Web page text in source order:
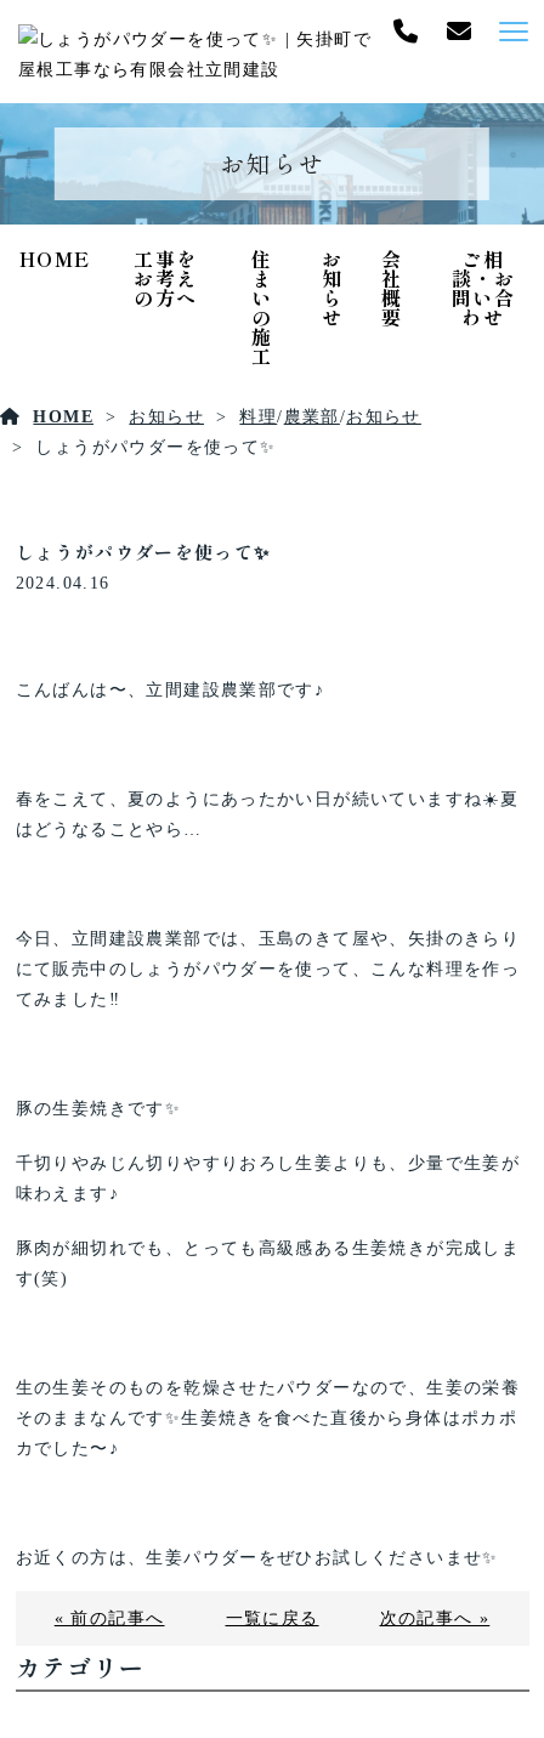
お知らせ
HOME 工事を
お考え
の方へ
住
ま
い
の
施
工
お
知
ら
せ
会
社
概
要
ご相
談・お
問い合
わせ
HOME お知らせ 料理/ 農業部/お知らせ
しょうがパウダーを使って✨
しょうがパウダーを使って✨
2024.04.16
こんばんは〜、立間建設農業部です♪
春をこえて、夏のようにあったかい日が続いていますね☀️夏
はどうなることやら…
今日、立間建設農業部では、玉島のきて屋や、矢掛のきらり
にて販売中のしょうがパウダーを使って、こんな料理を作っ
てみました‼️
豚の生姜焼きです✨
千切りやみじん切りやすりおろし生姜よりも、少量で生姜が
味わえます♪
豚肉が細切れでも、とっても高級感ある生姜焼きが完成しま
す(笑)
生の生姜そのものを乾燥させたパウダーなので、生姜の栄養
そのままなんです✨生姜焼きを食べた直後から身体はポカポ
カでした〜♪
お近くの方は、生姜パウダーをぜひお試しくださいませ✨
« 前の記事へ 一覧に戻る 次の記事へ »
カテゴリー